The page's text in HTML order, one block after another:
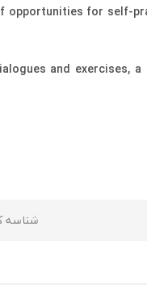
for self-
and exercises,
شناسه